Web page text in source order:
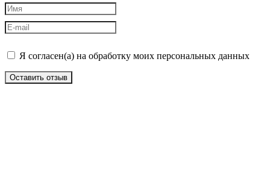
Я согласен(а) на обработку моих персональных данных
Оставить отзыв